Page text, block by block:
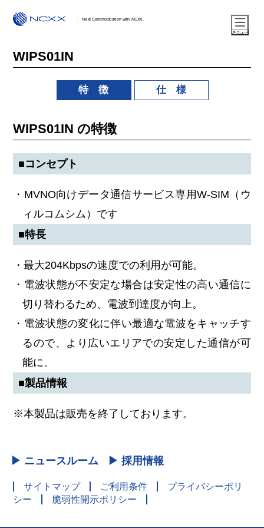
Next Communication with NCXX.
WIPS01IN
特 徴 仕 様
WIPS01IN の特徴
■コンセプト
・MVNO向けデータ通信サービス専用W-SIM（ウ
ィルコムシム）です
■特長
・最大204Kbpsの速度での利用が可能。
・電波状態が不安定な場合は安定性の高い通信に
切り替わるため、電波到達度が向上。
・電波状態の変化に伴い最適な電波をキャッチす
るので、より広いエリアでの安定した通信が可
能に。
■製品情報
※本製品は販売を終了しております。
▶ ニュースルーム ▶ 採用情報
サイトマップ ご利用条件
プライバシーポリ
シー
脆弱性開示ポリシー